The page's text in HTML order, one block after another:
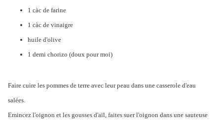
1 càc de farine
1 càc de vinaigre
huile d'olive
1 demi chorizo (doux pour moi)
Faire cuire les pommes de terre avec leur peau dans une casserole d'eau
salées.
Emincez l'oignon et les gousses d'aïl, faites suer l'oignon dans une sauteuse